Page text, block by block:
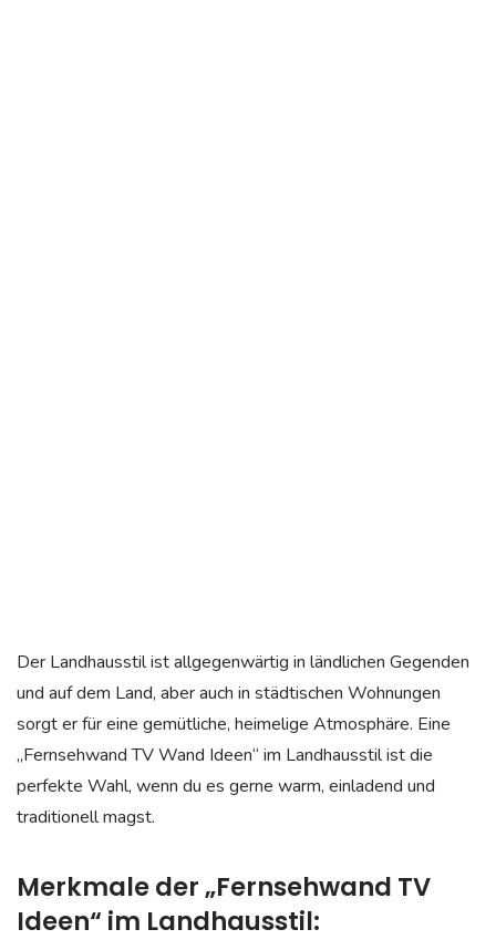
Der Landhausstil ist allgegenwärtig in ländlichen Gegenden
und auf dem Land, aber auch in städtischen Wohnungen
sorgt er für eine gemütliche, heimelige Atmosphäre. Eine
„Fernsehwand TV Wand Ideen“ im Landhausstil ist die
perfekte Wahl, wenn du es gerne warm, einladend und
traditionell magst.
Merkmale der „Fernsehwand TV
Ideen“ im Landhausstil: